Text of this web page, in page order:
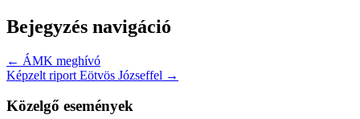
Bejegyzés navigáció
← ÁMK meghívó
Képzelt riport Eötvös Józseffel →
Közelgő események